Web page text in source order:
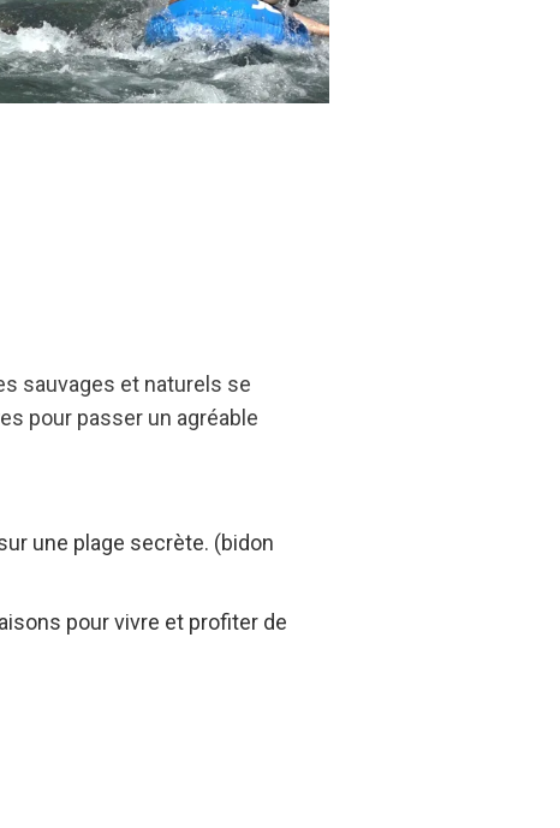
sauvages et naturels se
pour passer un agréable
une plage secrète. (bidon
pour vivre et profiter de